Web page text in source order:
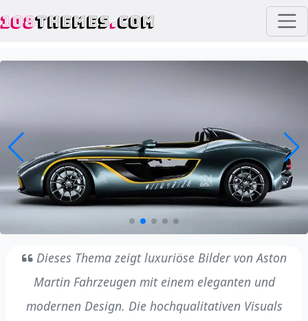
108THEMES.COM
Dieses Thema zeigt luxuriöse Bilder von Aston
Martin Fahrzeugen mit einem eleganten und
modernen Design. Die hochqualitativen Visuals